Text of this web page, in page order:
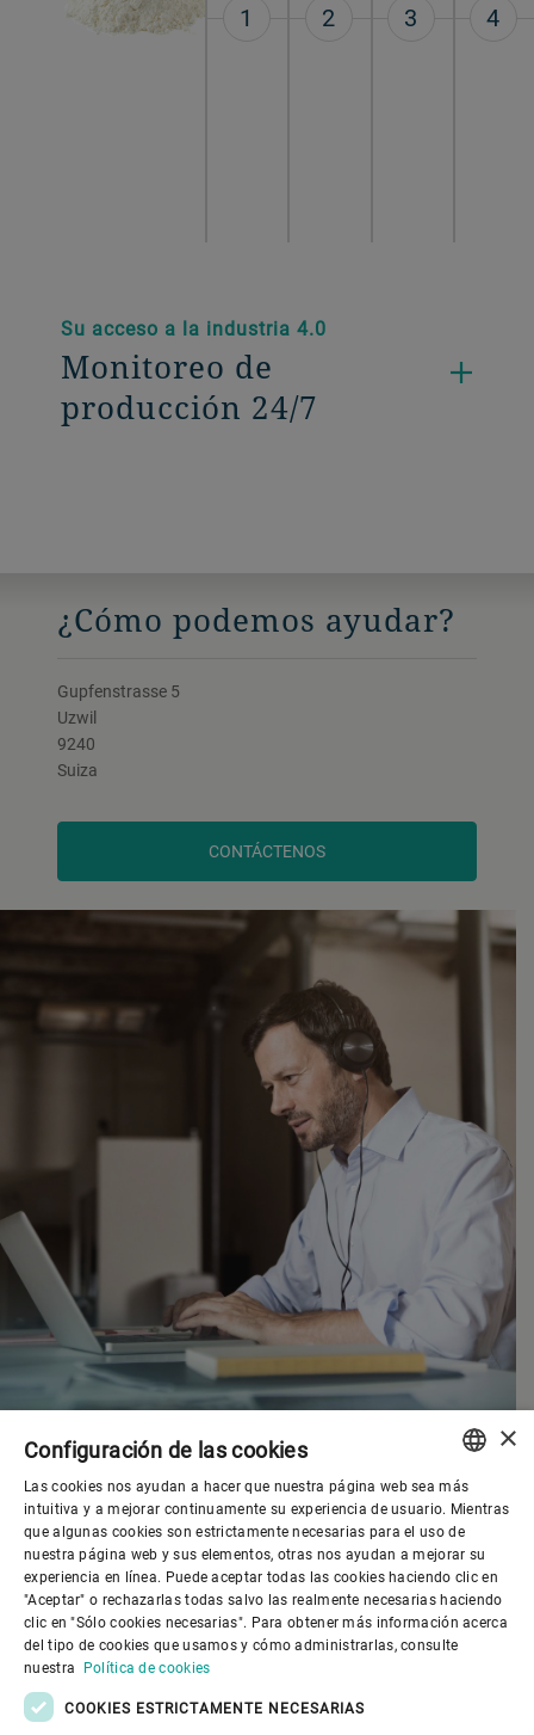
1 2 3 4
Su acceso a la industria 4.0
Monitoreo de
producción 24/7
¿Cómo podemos ayudar?
Gupfenstrasse 5
Uzwil
9240
Suiza
CONTÁCTENOS
Gobierno corporativo
El mundo de Bühler
ENGLISH
SPANISH
GERMAN
FRENCH
×
Configuración de las cookies
Las cookies nos ayudan a hacer que nuestra página web sea más
intuitiva y a mejorar continuamente su experiencia de usuario. Mientras
que algunas cookies son estrictamente necesarias para el uso de
nuestra página web y sus elementos, otras nos ayudan a mejorar su
experiencia en línea. Puede aceptar todas las cookies haciendo clic en
"Aceptar" o rechazarlas todas salvo las realmente necesarias haciendo
clic en "Sólo cookies necesarias". Para obtener más información acerca
del tipo de cookies que usamos y cómo administrarlas, consulte
nuestra Política de cookies
COOKIES ESTRICTAMENTE NECESARIAS